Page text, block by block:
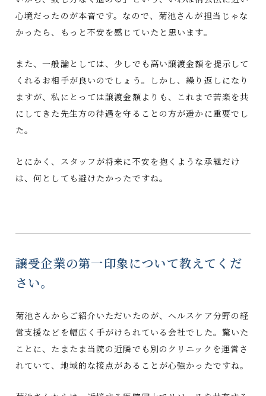
心境だったのが本音です。なので、菊池さんが担当じゃな
かったら、もっと不安を感じていたと思います。
また、一般論としては、少しでも高い譲渡金額を提示して
くれるお相手が良いのでしょう。しかし、繰り返しになり
ますが、私にとっては譲渡金額よりも、これまで苦楽を共
にしてきた先生方の待遇を守ることの方が遥かに重要でし
た。
とにかく、スタッフが将来に不安を抱くような承継だけ
は、何としても避けたかったですね。
譲受企業の第一印象について教えてくだ
さい。
菊池さんからご紹介いただいたのが、ヘルスケア分野の経
営支援などを幅広く手がけられている会社でした。驚いた
ことに、たまたま当院の近隣でも別のクリニックを運営さ
れていて、地域的な接点があることが心強かったですね。